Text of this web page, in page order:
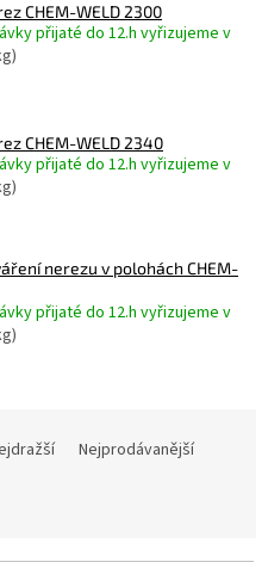
CHEM-WELD 2300
přijaté do 12.h vyřizujeme v
CHEM-WELD 2340
přijaté do 12.h vyřizujeme v
nerezu v polohách CHEM-
přijaté do 12.h vyřizujeme v
Nejprodávanější